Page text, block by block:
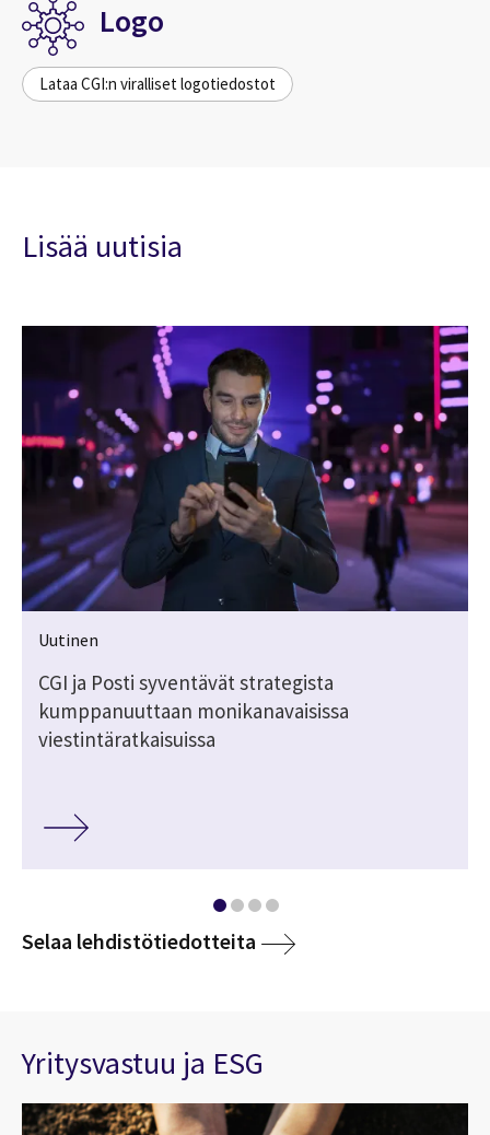
Logo
Lataa CGI:n viralliset logotiedostot
Lisää uutisia
Uutinen
CGI ja Posti syventävät strategista
kumppanuuttaan monikanavaisissa
viestintäratkaisuissa
Selaa lehdistötiedotteita
Yritysvastuu ja ESG